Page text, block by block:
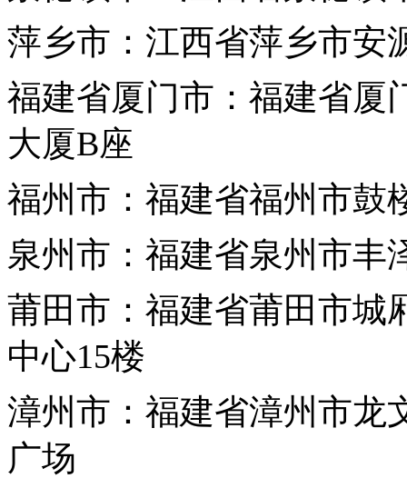
萍乡市：江西省萍乡市安
福建省厦门市：福建省厦
大厦B座
福州市：福建省福州市鼓
泉州市：福建省泉州市丰
莆田市：福建省莆田市城
中心15楼
漳州市：福建省漳州市龙
广场